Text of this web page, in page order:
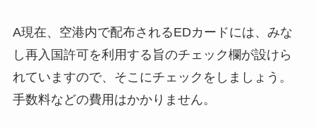
A現在、空港内で配布されるEDカードには、みな
し再入国許可を利用する旨のチェック欄が設けら
れていますので、そこにチェックをしましょう。
手数料などの費用はかかりません。